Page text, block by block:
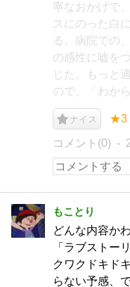
寧なおかげで
スにのった白
る。病院での
の感性に嘘を
じた。もっと
ので、「わか
ナイス ★3
コメント(0)
もことり
どんな内容か
「ラブストー
クワクドキド
らない予感、